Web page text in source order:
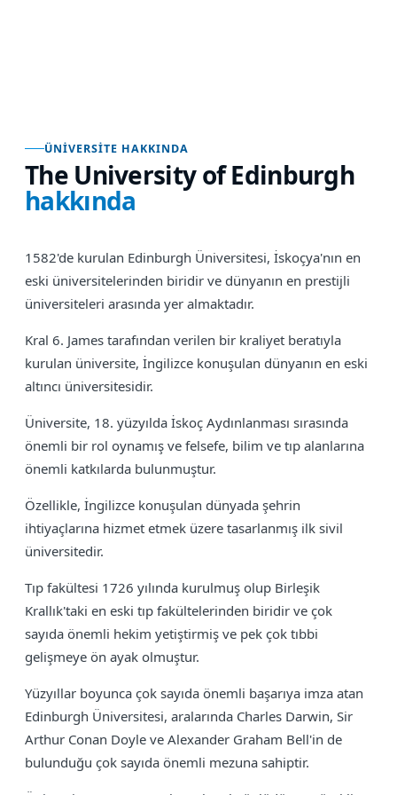
ÜNIVERSITE HAKKINDA
The University of Edinburgh
hakkında
1582'de kurulan Edinburgh Üniversitesi, İskoçya'nın en
eski üniversitelerinden biridir ve dünyanın en prestijli
üniversiteleri arasında yer almaktadır.
Kral 6. James tarafından verilen bir kraliyet beratıyla
kurulan üniversite, İngilizce konuşulan dünyanın en eski
altıncı üniversitesidir.
Üniversite, 18. yüzyılda İskoç Aydınlanması sırasında
önemli bir rol oynamış ve felsefe, bilim ve tıp alanlarına
önemli katkılarda bulunmuştur.
Özellikle, İngilizce konuşulan dünyada şehrin
ihtiyaçlarına hizmet etmek üzere tasarlanmış ilk sivil
üniversitedir.
Tıp fakültesi 1726 yılında kurulmuş olup Birleşik
Krallık'taki en eski tıp fakültelerinden biridir ve çok
sayıda önemli hekim yetiştirmiş ve pek çok tıbbi
gelişmeye ön ayak olmuştur.
Yüzyıllar boyunca çok sayıda önemli başarıya imza atan
Edinburgh Üniversitesi, aralarında Charles Darwin, Sir
Arthur Conan Doyle ve Alexander Graham Bell'in de
bulunduğu çok sayıda önemli mezuna sahiptir.